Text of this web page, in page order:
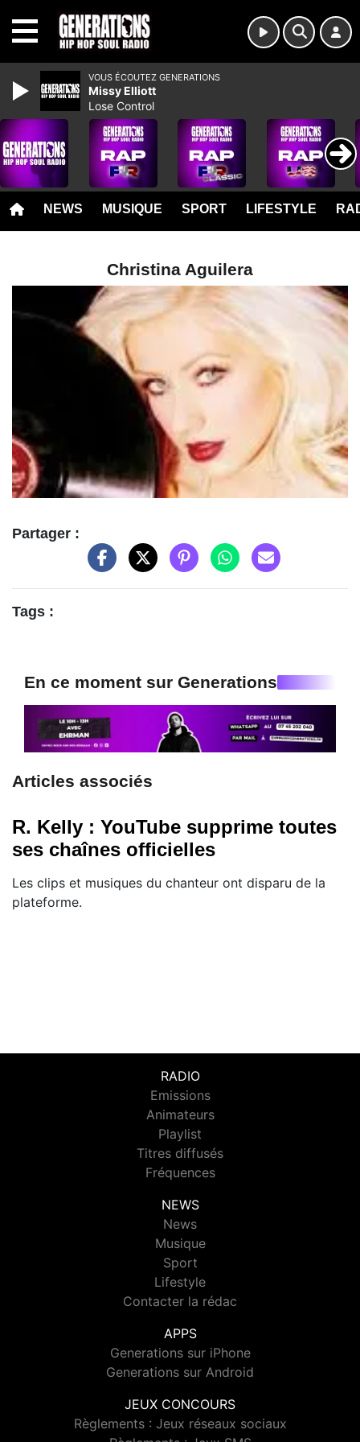
NEWS MUSIQUE SPORT LIFESTYLE
Christina Aguilera
Partager :
Tags :
En ce moment sur Generations
Articles associés
R. Kelly : YouTube supprime toutes
ses chaînes officielles
Les clips et musiques du chanteur ont disparu de la
plateforme.
RADIO
Emissions
Animateurs
Playlist
Titres diffusés
Fréquences
NEWS
News
Musique
Sport
Lifestyle
Contacter la rédac
APPS
Generations sur iPhone
Generations sur Android
JEUX CONCOURS
Règlements : Jeux réseaux sociaux
VOUS ÉCOUTEZ GENERATIONS
Missy Elliott
Lose Control